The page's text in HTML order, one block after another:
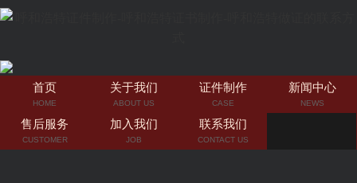
首页
HOME
关于我们
ABOUT US
证件制作
CASE
新闻中心
NEWS
售后服务
CUSTOMER
加入我们
JOB
联系我们
CONTACT US